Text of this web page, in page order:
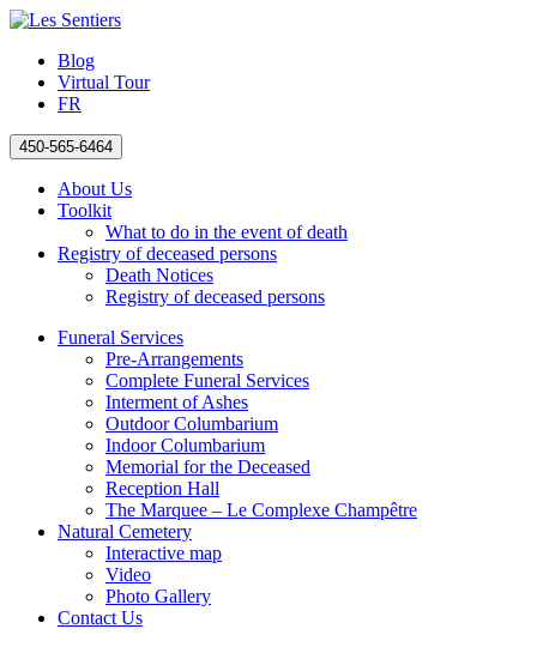
Blog
Virtual Tour
FR
450-565-6464
About Us
Toolkit
What to do in the event of death
Registry of deceased persons
Death Notices
Registry of deceased persons
Funeral Services
Pre-Arrangements
Complete Funeral Services
Interment of Ashes
Outdoor Columbarium
Indoor Columbarium
Memorial for the Deceased
Reception Hall
The Marquee – Le Complexe Champêtre
Natural Cemetery
Interactive map
Video
Photo Gallery
Contact Us